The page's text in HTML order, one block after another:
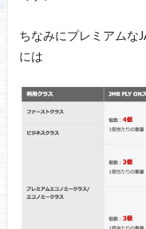
ちなみにプレミアムな
には